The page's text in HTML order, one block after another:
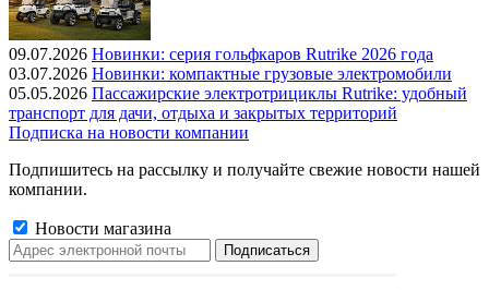
09.07.2026 Новинки: серия гольфкаров Rutrike 2026 года
03.07.2026 Новинки: компактные грузовые электромобили
05.05.2026 Пассажирские электротрициклы Rutrike: удобный
транспорт для дачи, отдыха и закрытых территорий
Подписка на новости компании
Подпишитесь на рассылку и получайте свежие новости нашей
компании.
Новости магазина